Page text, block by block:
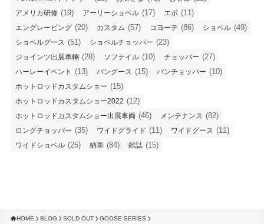
アメリカ研修 (19) アーリーショベル (17) エボ (11)
エングレービング (20) カスタム (57) コヨーテ (86) ショベル (49)
ショベルグース (51) ショベルチョッパー (23)
ジョインツ出展車輛 (28) ソフテイル (10) チョッパー (27)
ハーレーイベント (13) パングース (15) パンチョッパー (10)
ホットロッドカスタムショー (15)
ホットロッドカスタムショー2022 (12)
ホットロッドカスタムショー出展車両 (46) メンテナンス (82)
ロングチョッパー (35) ワイドグライド (11) ワイドグース (11)
ワイドショベル (25) 納車 (84) 雑誌 (15)
HOME BLOG SOLD OUT GOOSE SERIES